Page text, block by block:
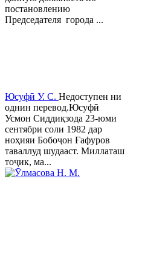
постановлению
Председателя города ...
Юсуфӣ У. C. Недоступен ни
однин перевод.Юсуфӣ
Усмон Сиддиқзода 23-юми
сентябри соли 1982 дар
ноҳияи Бобоҷон Ғафуров
таваллуд шудааст. Миллаташ
тоҷик, ма...